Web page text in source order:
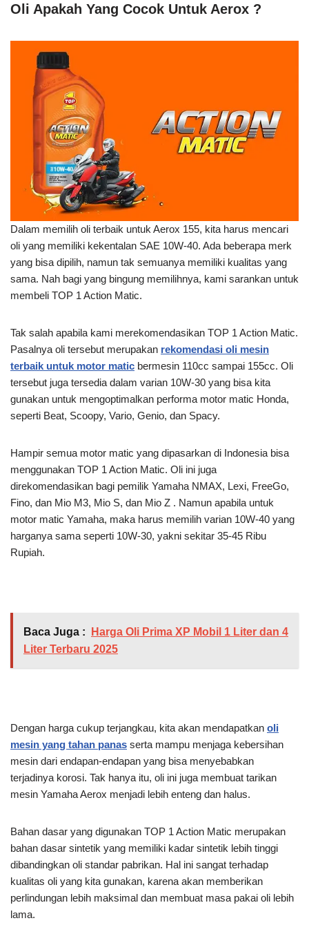
Oli Apakah Yang Cocok Untuk Aerox ?
Dalam memilih oli terbaik untuk Aerox 155, kita harus mencari
oli yang memiliki kekentalan SAE 10W-40. Ada beberapa merk
yang bisa dipilih, namun tak semuanya memiliki kualitas yang
sama. Nah bagi yang bingung memilihnya, kami sarankan untuk
membeli TOP 1 Action Matic.
Tak salah apabila kami merekomendasikan TOP 1 Action Matic.
Pasalnya oli tersebut merupakan rekomendasi oli mesin
terbaik untuk motor matic bermesin 110cc sampai 155cc. Oli
tersebut juga tersedia dalam varian 10W-30 yang bisa kita
gunakan untuk mengoptimalkan performa motor matic Honda,
seperti Beat, Scoopy, Vario, Genio, dan Spacy.
Hampir semua motor matic yang dipasarkan di Indonesia bisa
menggunakan TOP 1 Action Matic. Oli ini juga
direkomendasikan bagi pemilik Yamaha NMAX, Lexi, FreeGo,
Fino, dan Mio M3, Mio S, dan Mio Z . Namun apabila untuk
motor matic Yamaha, maka harus memilih varian 10W-40 yang
harganya sama seperti 10W-30, yakni sekitar 35-45 Ribu
Rupiah.
Baca Juga :
Harga Oli Prima XP Mobil 1 Liter dan 4
Liter Terbaru 2025
Dengan harga cukup terjangkau, kita akan mendapatkan oli
mesin yang tahan panas serta mampu menjaga kebersihan
mesin dari endapan-endapan yang bisa menyebabkan
terjadinya korosi. Tak hanya itu, oli ini juga membuat tarikan
mesin Yamaha Aerox menjadi lebih enteng dan halus.
Bahan dasar yang digunakan TOP 1 Action Matic merupakan
bahan dasar sintetik yang memiliki kadar sintetik lebih tinggi
dibandingkan oli standar pabrikan. Hal ini sangat terhadap
kualitas oli yang kita gunakan, karena akan memberikan
perlindungan lebih maksimal dan membuat masa pakai oli lebih
lama.